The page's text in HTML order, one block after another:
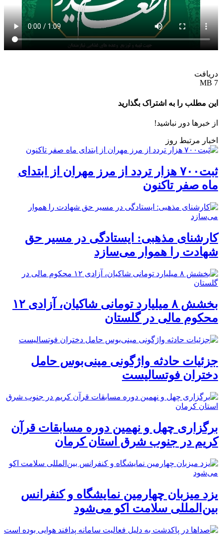
دریافت
7 MB
این مطلب را به اشتراک بگذارید
از خبرها دور نباشید!
اخبار مرتبط روز
ثبت۷۰۰ هزار تردد از مرز مهران از ابتدای
ماه صفر تاکنون
کارشنای مذهبی: ایستادگی در مسیر حق
شهادت را هموار می‌سازد
بخشش ۸ میلیارد تومانی شاکیان، آزادی ۱۲
محکوم مالی در گلستان
جزئیات حادثه واژگونی مینی‌بوس حامل
دختران فوتسالیست
برگزاری چهل و نهمین دوره مسابقات قرآن
کریم در جنوب شرق استان کرمان
یزد میزبان چهارمین نمایشگاه و کنفرانس
بین‌المللی سلامت اکو می‌شود